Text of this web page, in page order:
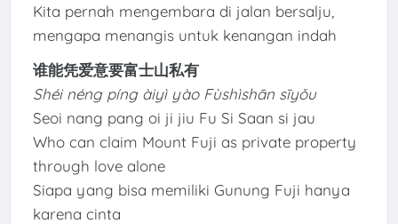
Kita pernah mengembara di jalan bersalju,
mengapa menangis untuk kenangan indah
谁能凭爱意要富士山私有
Shéi néng píng àiyì yào Fùshìshān sīyǒu
Seoi nang pang oi ji jiu Fu Si Saan si jau
Who can claim Mount Fuji as private property
through love alone
Siapa yang bisa memiliki Gunung Fuji hanya
karena cinta